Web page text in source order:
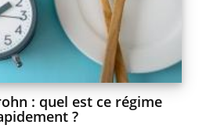
: quel est ce régime
?